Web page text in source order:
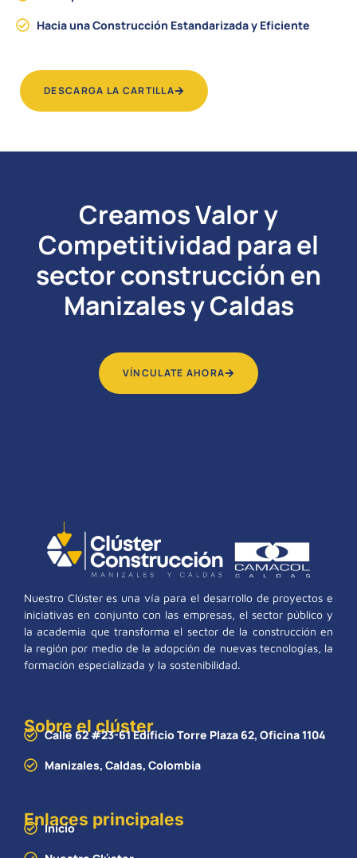
Hacia una Construcción Estandarizada y Eficiente
DESCARGA LA CARTILLA
Creamos Valor y
Competitividad para el
sector construcción en
Manizales y Caldas
VÍNCULATE AHORA
Nuestro Clúster es una vía para el desarrollo de proyectos e
iniciativas en conjunto con las empresas, el sector público y
la academia que transforma el sector de la construcción en
la región por medio de la adopción de nuevas tecnologías, la
formación especializada y la sostenibilidad.
Sobre el clúster
Calle 62 #23-61 Edificio Torre Plaza 62, Oficina 1104
Manizales, Caldas, Colombia
Enlaces principales
Inicio